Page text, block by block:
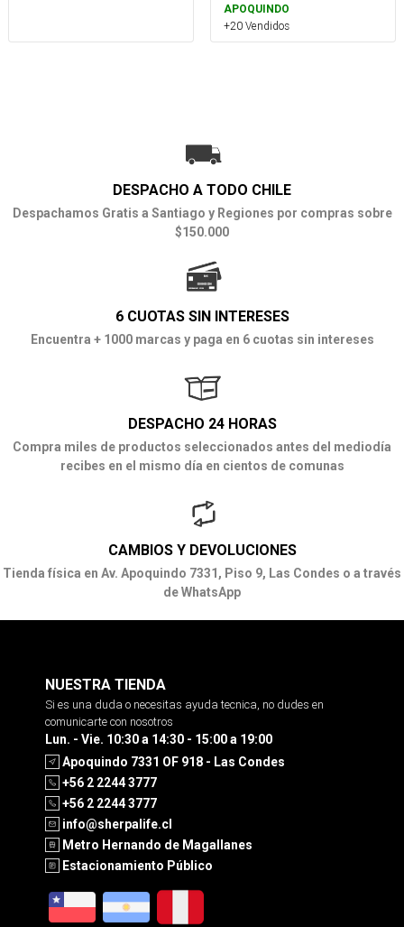
APOQUINDO
+20 Vendidos
DESPACHO A TODO CHILE
Despachamos Gratis a Santiago y Regiones por compras sobre
$150.000
6 CUOTAS SIN INTERESES
Encuentra + 1000 marcas y paga en 6 cuotas sin intereses
DESPACHO 24 HORAS
Compra miles de productos seleccionados antes del mediodía
recibes en el mismo día en cientos de comunas
CAMBIOS Y DEVOLUCIONES
Tienda física en Av. Apoquindo 7331, Piso 9, Las Condes o a través
de WhatsApp
NUESTRA TIENDA
Si es una duda o necesitas ayuda tecnica, no dudes en
comunicarte con nosotros
Lun. - Vie. 10:30 a 14:30 - 15:00 a 19:00
Apoquindo 7331 OF 918 - Las Condes
+56 2 2244 3777
+56 2 2244 3777
info@sherpalife.cl
Metro Hernando de Magallanes
Estacionamiento Público